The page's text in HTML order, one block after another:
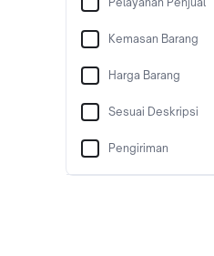
Kemasan Barang
Harga Barang
Sesuai Deskripsi
Pengiriman